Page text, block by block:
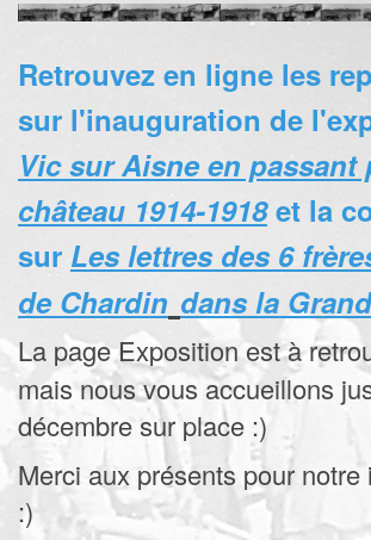
Retrouvez en ligne les
sur l'inauguration de
Vic sur Aisne en passant
château 1914-1918et la
sur Les lettres des 6
de Chardin dans la
La page Exposition est à
mais nous vous accueillons
décembre sur place :)
Merci aux présents pour notre
:)